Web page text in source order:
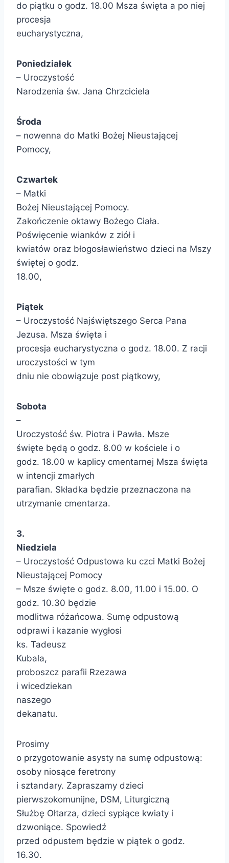
do piątku o godz. 18.00 Msza święta a po niej
procesja
eucharystyczna,
Poniedziałek
– Uroczystość
Narodzenia św. Jana Chrzciciela
Środa
– nowenna do Matki Bożej Nieustającej
Pomocy,
Czwartek
– Matki
Bożej Nieustającej Pomocy.
Zakończenie oktawy Bożego Ciała.
Poświęcenie wianków z ziół i
kwiatów oraz błogosławieństwo dzieci na Mszy
świętej o godz.
18.00,
Piątek
– Uroczystość Najświętszego Serca Pana
Jezusa. Msza święta i
procesja eucharystyczna o godz. 18.00. Z racji
uroczystości w tym
dniu nie obowiązuje post piątkowy,
Sobota
–
Uroczystość św. Piotra i Pawła. Msze
święte będą o godz. 8.00 w kościele i o
godz. 18.00 w kaplicy cmentarnej Msza święta
w intencji zmarłych
parafian. Składka będzie przeznaczona na
utrzymanie cmentarza.
3.
Niedziela
– Uroczystość Odpustowa ku czci Matki Bożej
Nieustającej Pomocy
– Msze święte o godz. 8.00, 11.00 i 15.00. O
godz. 10.30 będzie
modlitwa różańcowa. Sumę odpustową
odprawi i kazanie wygłosi
ks. Tadeusz
Kubala,
proboszcz parafii Rzezawa
i wicedziekan
naszego
dekanatu.
Prosimy
o przygotowanie asysty na sumę odpustową:
osoby niosące feretrony
i sztandary. Zapraszamy dzieci
pierwszokomunijne, DSM, Liturgiczną
Służbę Ołtarza, dzieci sypiące kwiaty i
dzwoniące. Spowiedź
przed odpustem będzie w piątek o godz.
16.30.